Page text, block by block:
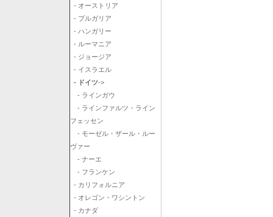
- オーストリア
- ブルガリア
- ハンガリー
- ルーマニア
- ジョージア
- イスラエル
- ドイツ->
- ラインガウ
- ラインファルツ・ライン
フェッセン
- モーゼル・ザール・ルー
ヴァー
- ナーエ
- フランケン
- カリフォルニア
- オレゴン・ワシントン
- カナダ